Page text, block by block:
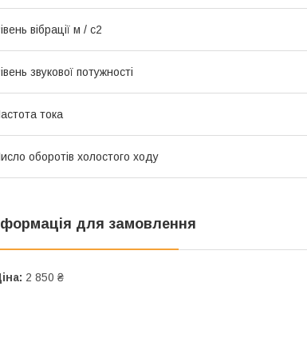
вібрації м / с2
звукової потужності
тока
оборотів холостого ходу
для замовлення
2 850 ₴